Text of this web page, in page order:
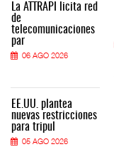
La ATTRAPI licita red
de
telecomunicaciones
par
06 AGO 2026
EE.UU. plantea
nuevas restricciones
para tripul
05 AGO 2026